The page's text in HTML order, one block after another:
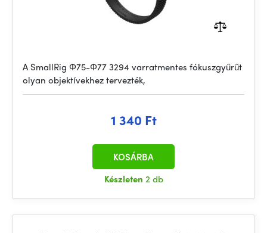
A SmallRig Φ75-Φ77 3294 varratmentes fókuszgyűrűt
olyan objektívekhez tervezték,
1 340 Ft
Készleten 2 db
KOSÁRBA